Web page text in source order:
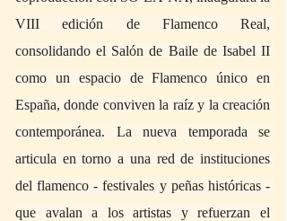
VIII edición de Flamenco Real,
consolidando el Salón de Baile de Isabel II
como un espacio de Flamenco único en
España, donde conviven la raíz y la creación
contemporánea. La nueva temporada se
articula en torno a una red de instituciones
del flamenco - festivales y peñas históricas -
que avalan a los artistas y refuerzan el